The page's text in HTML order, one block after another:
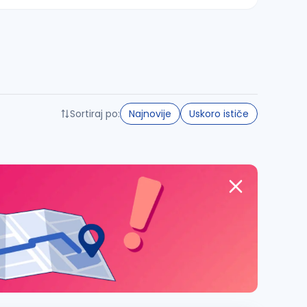
Sortiraj po: Najnovije Uskoro ističe